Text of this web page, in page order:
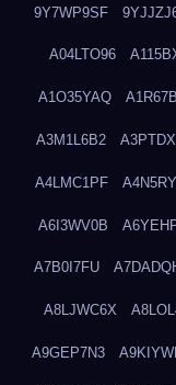
9Y7WP9SF
A04LTO96
A1O35YAQ
A3M1L6B2
A4LMC1PF
A6I3WV0B
A7B0I7FU
A8LJWC6X
A9GEP7N3